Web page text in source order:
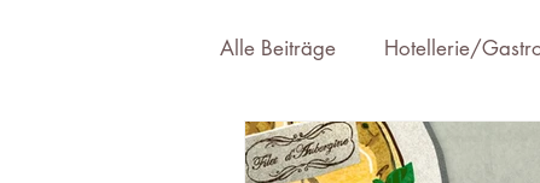
Alle Beiträge Hotellerie/